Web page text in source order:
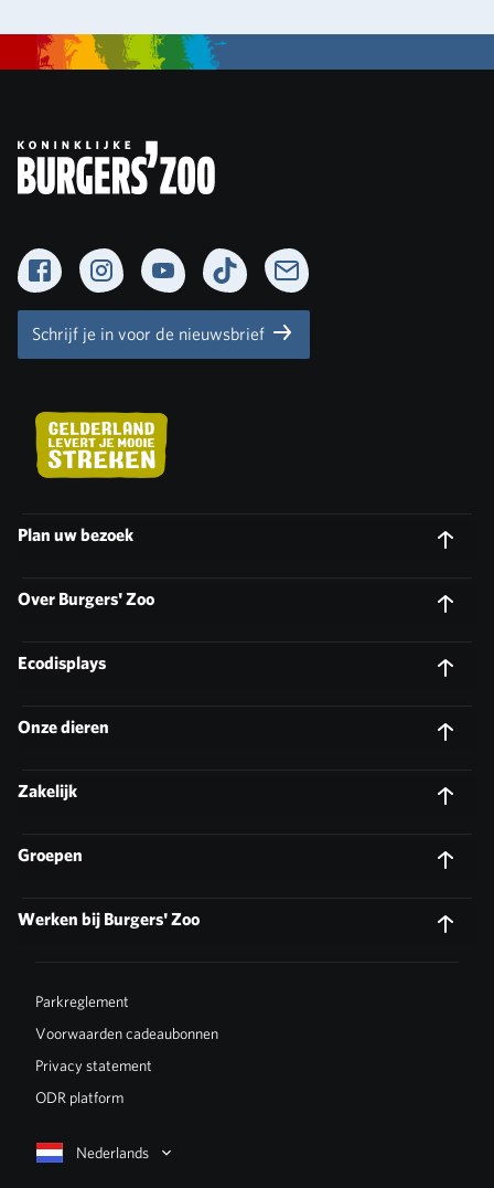
FacebookInstagramYouTubeTikTok Newsletter
Schrijf je in voor de nieuwsbrief
Plan uw bezoek
Over Burgers' Zoo
Ecodisplays
Onze dieren
Zakelijk
Groepen
Werken bij Burgers' Zoo
Nederlands
Parkreglement
Voorwaarden cadeaubonnen
Privacy statement
ODR platform